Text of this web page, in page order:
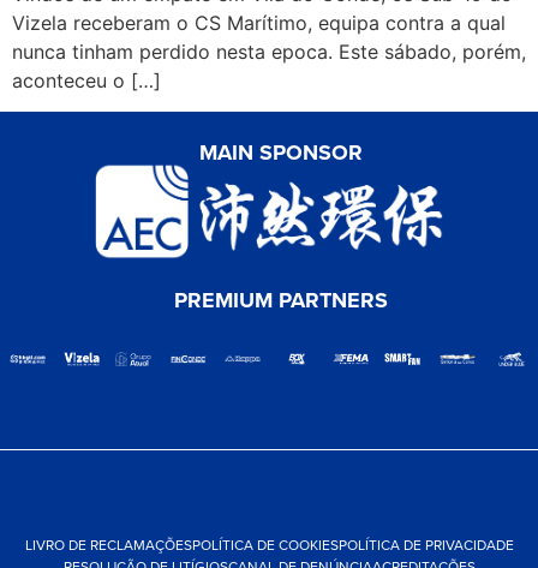
Vizela receberam o CS Marítimo, equipa contra a qual
nunca tinham perdido nesta epoca. Este sábado, porém,
aconteceu o […]
MAIN SPONSOR
PREMIUM PARTNERS
LIVRO DE RECLAMAÇÕESPOLÍTICA DE COOKIESPOLÍTICA DE PRIVACIDADE